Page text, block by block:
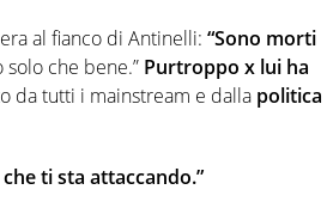
al fianco di Antinelli: “Sono morti
solo che bene.” Purtroppo x lui ha
da tutti i mainstream e dalla politica
ti sta attaccando.”